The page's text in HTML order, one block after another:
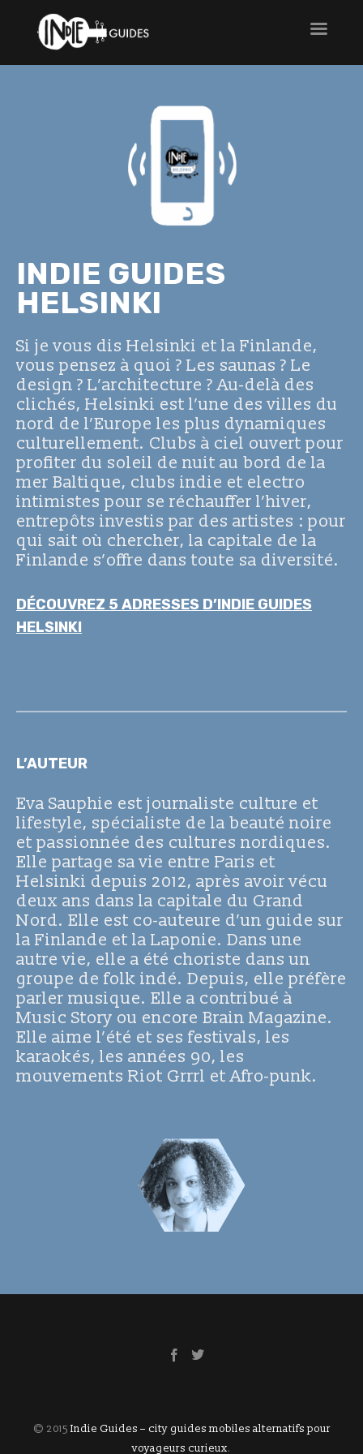
INDIE GUIDES
HELSINKI
Si je vous dis Helsinki et la Finlande,
vous pensez à quoi ? Les saunas ? Le
design ? L’architecture ? Au-delà des
clichés, Helsinki est l’une des villes du
nord de l’Europe les plus dynamiques
culturellement. Clubs à ciel ouvert pour
profiter du soleil de nuit au bord de la
mer Baltique, clubs indie et electro
intimistes pour se réchauffer l’hiver,
entrepôts investis par des artistes : pour
qui sait où chercher, la capitale de la
Finlande s’offre dans toute sa diversité.
DÉCOUVREZ 5 ADRESSES D’INDIE GUIDES
HELSINKI
L’AUTEUR
Eva Sauphie est journaliste culture et
lifestyle, spécialiste de la beauté noire
et passionnée des cultures nordiques.
Elle partage sa vie entre Paris et
Helsinki depuis 2012, après avoir vécu
deux ans dans la capitale du Grand
Nord. Elle est co-auteure d’un guide sur
la Finlande et la Laponie. Dans une
autre vie, elle a été choriste dans un
groupe de folk indé. Depuis, elle préfère
parler musique. Elle a contribué à
Music Story ou encore Brain Magazine.
Elle aime l’été et ses festivals, les
karaokés, les années 90, les
mouvements Riot Grrrl et Afro-punk.
© 2015 Indie Guides – city guides mobiles alternatifs pour
voyageurs curieux.